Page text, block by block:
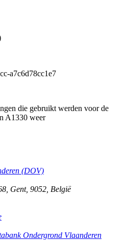
a7c6d78cc1e7
die gebruikt werden voor de
A1330 weer
(DOV)
Gent, 9052 België
Ondergrond Vlaanderen